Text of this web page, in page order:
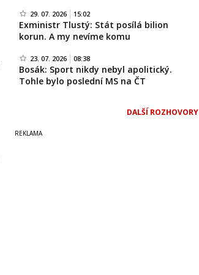
29. 07. 2026 15:02
Exministr Tlustý: Stát posílá bilion
korun. A my nevíme komu
23. 07. 2026 08:38
Bosák: Sport nikdy nebyl apolitický.
Tohle bylo poslední MS na ČT
DALŠÍ ROZHOVORY